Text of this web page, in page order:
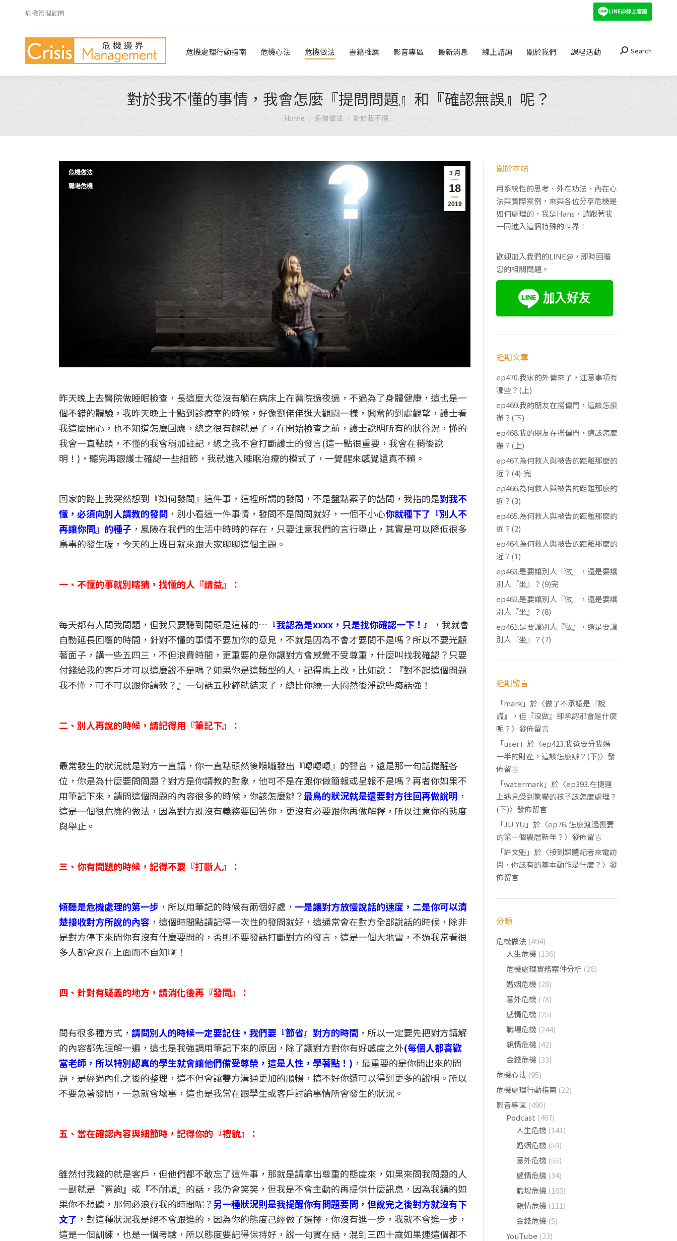
危機管理顧問
危機處理行動指南 危機心法 危機做法 書籍推薦 影音專區 最新消息 線上諮詢 關於我們 課程活動 Search:
Search
對於我不懂的事情，我會怎麼『提問問題』和『確認無誤』呢？
You are here:
Home 危機做法 對於我不懂...
3 月
18
2019
危機做法
職場危機
昨天晚上去醫院做睡眠檢查，長這麼大從沒有躺在病床上在醫院過夜過，不過為了身體健康，這也是一
個不錯的體驗，我昨天晚上十點到診療室的時候，好像劉佬佬逛大觀園一樣，興奮的到處觀望，護士看
我這麼開心，也不知道怎麼回應，總之很有趣就是了，在開始檢查之前，護士說明所有的狀谷況，懂的
我會一直點頭，不懂的我會稍加註記，總之我不會打斷護士的發言(這一點很重要，我會在稍後說
明！)，聽完再跟護士確認一些細節，我就進入睡眠治療的模式了，一覺醒來感覺還真不賴。
回家的路上我突然想到『如何發問』這件事，這裡所謂的發問，不是盤點案子的詰問，我指的是對我不
懂，必須向別人請教的發問 ，別小看這一件事情，發問不是問問就好，一個不小心你就種下了『別人不
再讓你問』的種子 ，風險在我們的生活中時時的存在，只要注意我們的言行舉止，其實是可以降低很多
鳥事的發生喔，今天的上班日就來跟大家聊聊這個主題。
一、不懂的事就別瞎猜，找懂的人『請益』：
每天都有人問我問題，但我只要聽到開頭是這樣的… 『我認為是xxxx，只是找你確認一下！』
，我就會
自動延長回覆的時間，針對不懂的事情不要加你的意見，不就是因為不會才要問不是嗎？所以不要光顧
著面子，講一些五四三，不但浪費時間，更重要的是你讓對方會感覺不受尊重，什麼叫找我確認？只要
付錢給我的客戶才可以這麼說不是嗎？如果你是這類型的人，記得馬上改，比如說：『對不起這個問題
我不懂，可不可以跟你請教？』一句話五秒鐘就結束了，總比你繞一大圈然後淨說些癈話強！
二、別人再說的時候，請記得用『筆記下』：
最常發生的狀況就是對方一直講，你一直點頭然後喉嚨發出『嗯嗯嗯』的聲音，還是那一句話提醒各
位，你是為什麼要問問題？對方是你請教的對象，他可不是在跟你做簡報或呈報不是嗎？再者你如果不
用筆記下來，請問這個問題的內容很多的時候，你該怎麼辦？最鳥的狀況就是還要對方往回再做說明 ，
這是一個很危險的做法，因為對方既沒有義務要回答你，更沒有必要跟你再做解釋，所以注意你的態度
與舉止。
三、你有問題的時候，記得不要『打斷人』：
傾聽是危機處理的第一步 ，所以用筆記的時候有兩個好處， 一是讓對方放慢說話的速度，二是你可以清
楚接收對方所說的內容 ，這個時間點請記得一次性的發問就好，這通常會在對方全部說話的時候，除非
是對方停下來問你有沒有什麼要問的，否則不要發話打斷對方的發言，這是一個大地雷，不過我常看很
多人都會踩在上面而不自知啊！
四、針對有疑義的地方，請消化後再『發問』：
問有很多種方式，請問別人的時候一定要記住，我們要『節省』對方的時間 ，所以一定要先把對方講解
的內容都先理解一遍，這也是我強調用筆記下來的原因，除了讓對方對你有好感度之外(每個人都喜歡
當老師，所以特別認真的學生就會讓他們備受尊榮，這是人性，學著點！) ，最重要的是你問出來的問
題，是經過內化之後的整理，這不但會讓雙方溝通更加的順暢，搞不好你還可以得到更多的說明。所以
不要急著發問，一急就會壞事，這也是我常在跟學生或客戶討論事情所會發生的狀況。
五、當在確認內容與細節時，記得你的『禮貌』：
雖然付我錢的就是客戶，但他們都不敢忘了這件事，那就是請拿出尊重的態度來，如果來問我問題的人
一副就是『質詢』或『不耐煩』的話，我仍會笑笑，但我是不會主動的再提供什麼訊息，因為我講的如
果你不想聽，那何必浪費我的時間呢？另一種狀況則是我提醒你有問題要問，但說完之後對方就沒有下
文了 ，對這種狀況我是絕不會跟進的，因為你的態度己經做了選擇，你沒有進一步，我就不會進一步，
這是一個訓練，也是一個考驗，所以態度要記得保持好，說一句實在話，混到三四十歲如果連這個都不
關於本站
用系統性的思考、外在功法、內在心
法與實際案例，來與各位分享危機是
如何處理的，我是Hans，請跟著我
一同進入這個特殊的世界！
歡迎加入我們的LINE@，即時回覆
您的相關問題。
近期文章
ep470.我家的外傭來了，注意事項有
哪些？(上)
ep469.我的朋友在撈偏門，這該怎麼
辦？(下)
ep468.我的朋友在撈偏門，這該怎麼
辦？(上)
ep467.為何救人與被告的距離那麼的
近？(4)-完
ep466.為何救人與被告的距離那麼的
近？(3)
ep465.為何救人與被告的距離那麼的
近？(2)
ep464.為何救人與被告的距離那麼的
近？(1)
ep463.是要讓別人『做』，還是要讓
別人『坐』？(9)完
ep462.是要讓別人『做』，還是要讓
別人『坐』？(8)
ep461.是要讓別人『做』，還是要讓
別人『坐』？(7)
近期留言
「mark 」於〈做了不承認是『說
謊』，但『沒做』卻承認那會是什麼
呢？ 〉發佈留言
「user」於〈ep423.我爸要分我媽
一半的財產，這該怎麼辦？(下)〉發
佈留言
「watermark 」於〈ep393.在捷運
上遇見受到驚嚇的孩子該怎麼處理？
(下)〉發佈留言
「JU YU 」於〈ep76. 怎麼渡過喪妻
的第一個農曆新年？ 〉發佈留言
「許文魁」於〈接到媒體記者來電訪
問，你該有的基本動作是什麼？ 〉發
佈留言
分類
危機做法 (494)
人生危機 (136)
危機處理實務案件分析 (26)
婚姻危機 (28)
意外危機 (78)
感情危機 (25)
職場危機 (244)
親情危機 (42)
金錢危機 (33)
危機心法 (95)
危機處理行動指南 (22)
影音專區 (490)
Podcast (467)
人生危機 (141)
婚姻危機 (59)
意外危機 (55)
感情危機 (34)
職場危機 (165)
親情危機 (111)
金錢危機 (5)
YouTube (23)